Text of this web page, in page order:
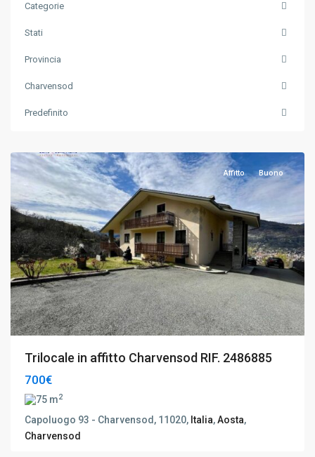
Categorie
Stati
Provincia
Charvensod
Predefinito
Affitto Buono
Trilocale in affitto Charvensod RIF. 2486885
700€
75 m2
Capoluogo 93 - Charvensod, 11020, Italia,Aosta,
Charvensod
Charvensod